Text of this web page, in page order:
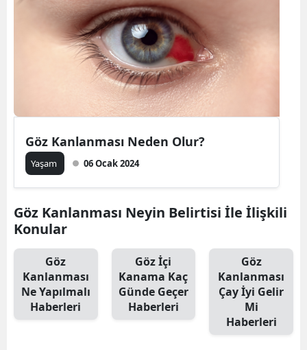
Göz Kanlanması Neden Olur?
Yaşam 06 Ocak 2024
Göz Kanlanması Neyin Belirtisi İle İlişkili
Konular
Göz
Kanlanması
Ne Yapılmalı
Haberleri
Göz İçi
Kanama Kaç
Günde Geçer
Haberleri
Göz
Kanlanması
Çay İyi Gelir
Mi
Haberleri